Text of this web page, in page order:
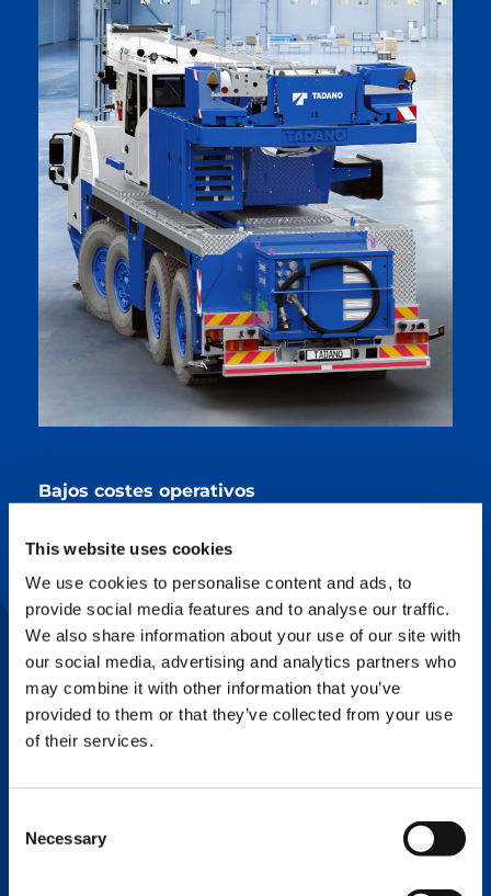
This website uses cookies
We use cookies to personalise content and ads, to
provide social media features and to analyse our traffic.
We also share information about your use of our site with
our social media, advertising and analytics partners who
may combine it with other information that you’ve
provided to them or that they’ve collected from your use
of their services.
Selection
Necessary
Bajos costes operativos
Además de un funcionamiento cero emisiones
importantes ventajas en términos de costes: El
eléctrico asegura que sólo se utiliza la cantidad
de energía eléctrica necesaria para realizar las
funciones requeridas. Esto resulta a menores
costes de funcionamiento en comparación con
un sistema diésel y, adicionalmente, reduce las
horas de funcionamiento del motor.
Conexión eléctrica
El e-PACK se alimenta a través de la red
También está disponible un modo que
400 V / 32 A con una potencia de grúa
reducida.